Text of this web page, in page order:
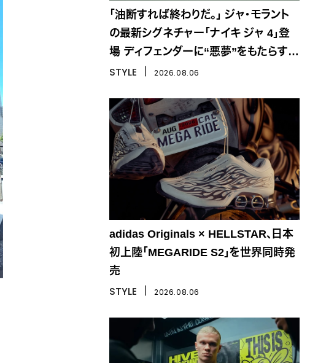
「油断すれば終わりだ。」 ジャ・モラント
の最新シグネチャー「ナイキ ジャ 4」登
場 ディフェンダーに“悪夢”をもたらす一
足
STYLE 2026.08.06
adidas Originals × HELLSTAR、日本
初上陸「MEGARIDE S2」を世界同時発
売
STYLE 2026.08.06